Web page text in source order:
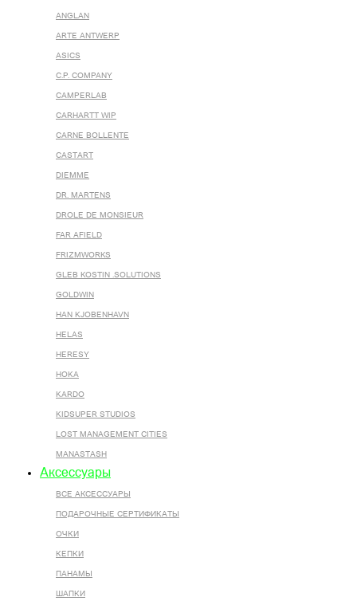
ANGLAN
ARTE ANTWERP
ASICS
C.P. COMPANY
CAMPERLAB
CARHARTT WIP
CARNE BOLLENTE
CASTART
DIEMME
DR. MARTENS
DROLE DE MONSIEUR
FAR AFIELD
FRIZMWORKS
GLEB KOSTIN .SOLUTIONS
GOLDWIN
HAN KJOBENHAVN
HELAS
HERESY
HOKA
KARDO
KIDSUPER STUDIOS
LOST MANAGEMENT CITIES
MANASTASH
Аксессуары
ВСЕ AКСЕССУАРЫ
ПОДАРОЧНЫЕ СЕРТИФИКАТЫ
ОЧКИ
КЕПКИ
ПАНАМЫ
ШАПКИ